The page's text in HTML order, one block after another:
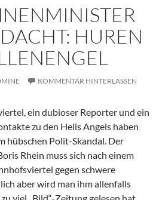
HUREN
KOMMENTAR HINTERLASSEN
ein dubioser Reporter und ein
zu den Hells Angels haben
hübschen Polit-Skandal. Der
Rhein muss sich nach einem
gegen schwere
aber wird man ihm allenfalls